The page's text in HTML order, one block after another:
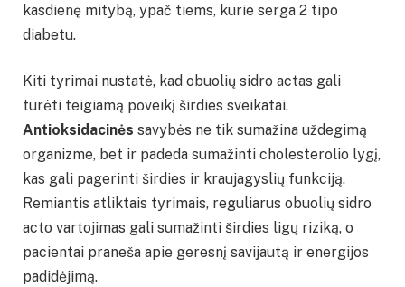
kasdienę mitybą, ypač tiems, kurie serga 2 tipo
diabetu.
Kiti tyrimai nustatė, kad obuolių sidro actas gali
turėti teigiamą poveikį širdies sveikatai.
Antioksidacinės savybės ne tik sumažina uždegimą
organizme, bet ir padeda sumažinti cholesterolio lygį,
kas gali pagerinti širdies ir kraujagyslių funkciją.
Remiantis atliktais tyrimais, reguliarus obuolių sidro
acto vartojimas gali sumažinti širdies ligų riziką, o
pacientai praneša apie geresnį savijautą ir energijos
padidėjimą.